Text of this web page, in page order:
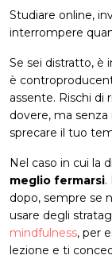
Studiare online,
interrompere
Se sei distratto, è
è
assente. Rischi di
dovere, ma senza
sprecare il tuo
Nel caso in cui la
meglio fermarsi.
dopo, sempre se
usare degli
mindfulness, per
lezione e ti